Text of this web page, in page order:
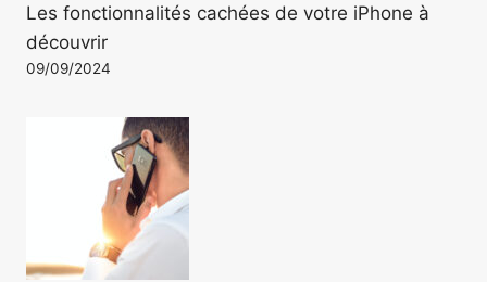
Les fonctionnalités cachées de votre iPhone à
découvrir
09/09/2024